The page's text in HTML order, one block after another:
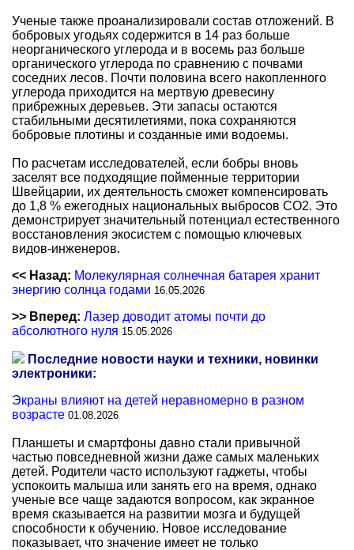
Ученые также проанализировали состав отложений. В
бобровых угодьях содержится в 14 раз больше
неорганического углерода и в восемь раз больше
органического углерода по сравнению с почвами
соседних лесов. Почти половина всего накопленного
углерода приходится на мертвую древесину
прибрежных деревьев. Эти запасы остаются
стабильными десятилетиями, пока сохраняются
бобровые плотины и созданные ими водоемы.
По расчетам исследователей, если бобры вновь
заселят все подходящие пойменные территории
Швейцарии, их деятельность сможет компенсировать
до 1,8 % ежегодных национальных выбросов CO2. Это
демонстрирует значительный потенциал естественного
восстановления экосистем с помощью ключевых
видов-инженеров.
<< Назад: Молекулярная солнечная батарея хранит
энергию солнца годами 16.05.2026
>> Вперед: Лазер доводит атомы почти до
абсолютного нуля 15.05.2026
Последние новости науки и техники, новинки
электроники:
Экраны влияют на детей неравномерно в разном
возрасте 01.08.2026
Планшеты и смартфоны давно стали привычной
частью повседневной жизни даже самых маленьких
детей. Родители часто используют гаджеты, чтобы
успокоить малыша или занять его на время, однако
ученые все чаще задаются вопросом, как экранное
время сказывается на развитии мозга и будущей
способности к обучению. Новое исследование
показывает, что значение имеет не только